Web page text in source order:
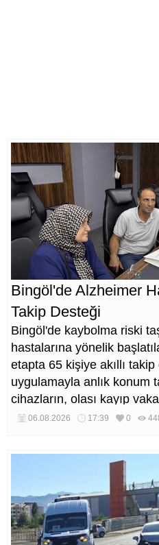
Bingöl'de Alzheimer
Takip Desteği
Bingöl'de kaybolma riski
hastalarına yönelik
etapta 65 kişiye akıllı
uygulamayla anlık konum
cihazların, olası kayıp
kısa sürede ulaşılmasını
06.08.2026 17:39 0